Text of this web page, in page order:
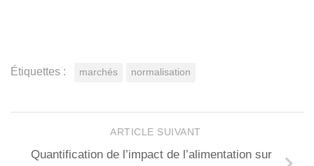
Étiquettes : marchés normalisation
ARTICLE SUIVANT
Quantification de l’impact de l’alimentation sur